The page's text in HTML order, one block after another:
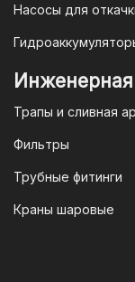
монтажа,
ЦЕНТРА
Насосы для
Инженерная
Трапы и сливная
Фильтры
Трубные фитинги
Краны шаровые